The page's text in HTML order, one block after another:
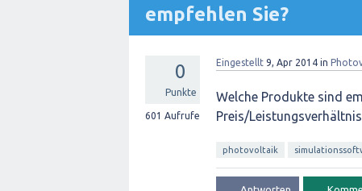
empfehlen Sie?
0
Punkte
601 Aufrufe
Eingestellt 9, Apr 2014 in
Welche Produkte sind
Preis/
photovoltaik